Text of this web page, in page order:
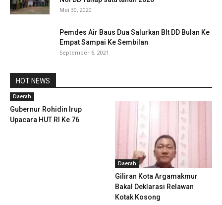
Mei 30, 2020
Pemdes Air Baus Dua Salurkan Blt DD Bulan Ke
Empat Sampai Ke Sembilan
September 6, 2021
HOT NEWS
Daerah
Gubernur Rohidin Irup
Upacara HUT RI Ke 76
Daerah
Giliran Kota Argamakmur
Bakal Deklarasi Relawan
Kotak Kosong